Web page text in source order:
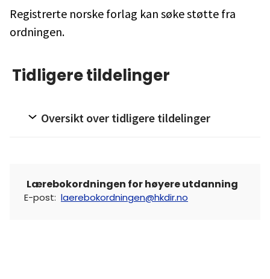
Registrerte norske forlag kan søke støtte fra
ordningen.
Tidligere tildelinger
Oversikt over tidligere tildelinger
Lærebokordningen for høyere utdanning
E-post: laerebokordningen@hkdir.no